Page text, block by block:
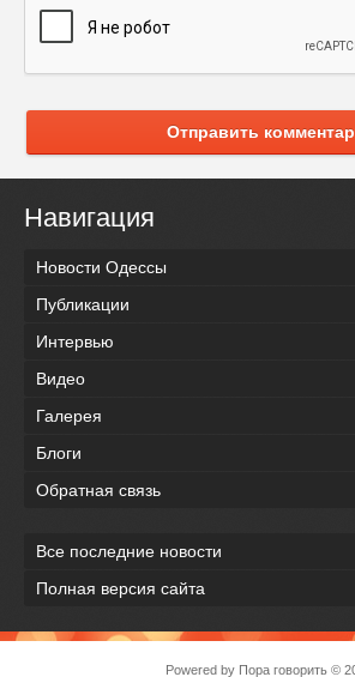
Отправить
Навигация
Новости Одессы
Публикации
Интервью
Видео
Галерея
Блоги
Обратная связь
Все последние новости
Полная версия сайта
Powered by Пора говорить©